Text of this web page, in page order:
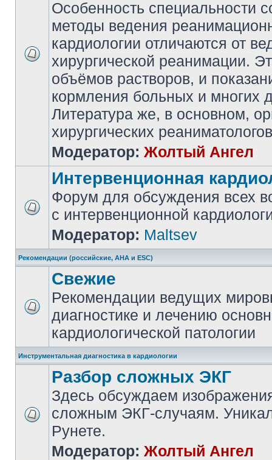
Особенность специальности
методы ведения
кардиологии отличаются от
хирургической реанимации.
объёмов растворов, и
кормления больных и многих
Литература же, в основном,
хирургических
Модератор: Жолтый Ангел
Интервенционная
Форум для обсуждения всех
с интервенционной
Модератор: Maltsev
Рекомендации (российские, AHA и ESC)
Свежие
Рекомендации ведущих
диагностике и лечению
кардиологической патологии
Инструментальная диагностика в кардиологии
Разбор сложных ЭКГ
Здесь обсуждаем
сложным ЭКГ-случаям.
Рунете.
Модератор: Жолтый Ангел